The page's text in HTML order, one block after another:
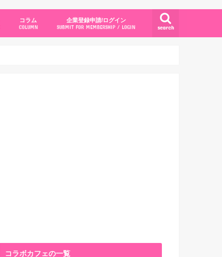
search
コラム
COLUMN
企業登録申請/ログイン
SUBMIT FOR MEMBERSHIP / LOGIN
コラボカフェの一覧